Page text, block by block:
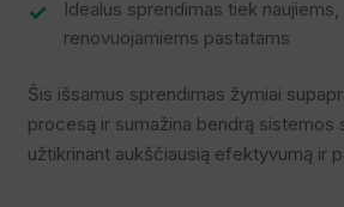
Idealus sprendimas tiek naujiems,
renovuojamiems pastatams
Šis išsamus sprendimas žymiai
procesą ir sumažina bendrą sistemos
užtikrinant aukščiausią efektyvumą ir